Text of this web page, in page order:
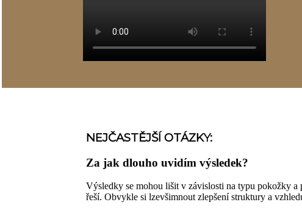
NEJČASTĚJŠÍ OTÁZKY:
Za jak dlouho uvidím výsledek?
Výsledky se mohou lišit v závislosti na typu pokožky
řeší. Obvykle si lzevšimnout zlepšení struktury a